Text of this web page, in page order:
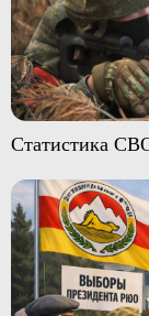
Статистика